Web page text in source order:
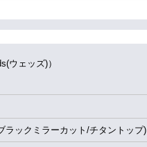
ウェッズ)）
ラックミラーカット/チタントップ)